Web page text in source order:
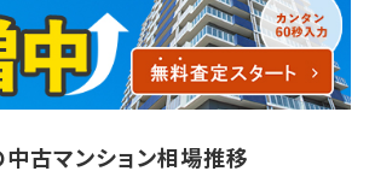
古マンション相場推移